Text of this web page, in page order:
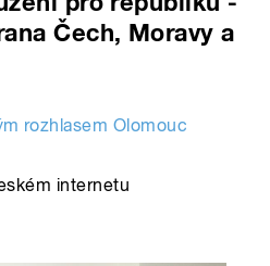
Čech, Moravy a
rozhlasem Olomouc
internetu